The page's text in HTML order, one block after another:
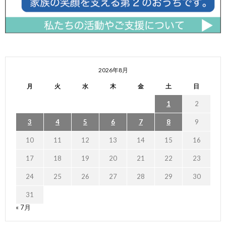
2026年8月
月 火 水 木 金 土 日
1 2
3 4 5 6 7 8 9
10 11 12 13 14 15 16
17 18 19 20 21 22 23
24 25 26 27 28 29 30
31
« 7月